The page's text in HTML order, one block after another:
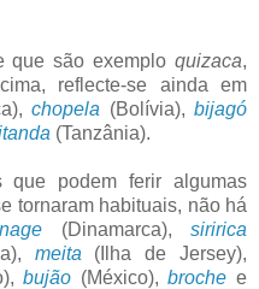
que são exemplo quizaca,
reflecte-se ainda em
chopela (Bolívia), bijagó
(Tanzânia).
que podem ferir algumas
tornaram habituais, não há
(Dinamarca),siririca
meita (Ilha de Jersey),
bujão (México),broche e